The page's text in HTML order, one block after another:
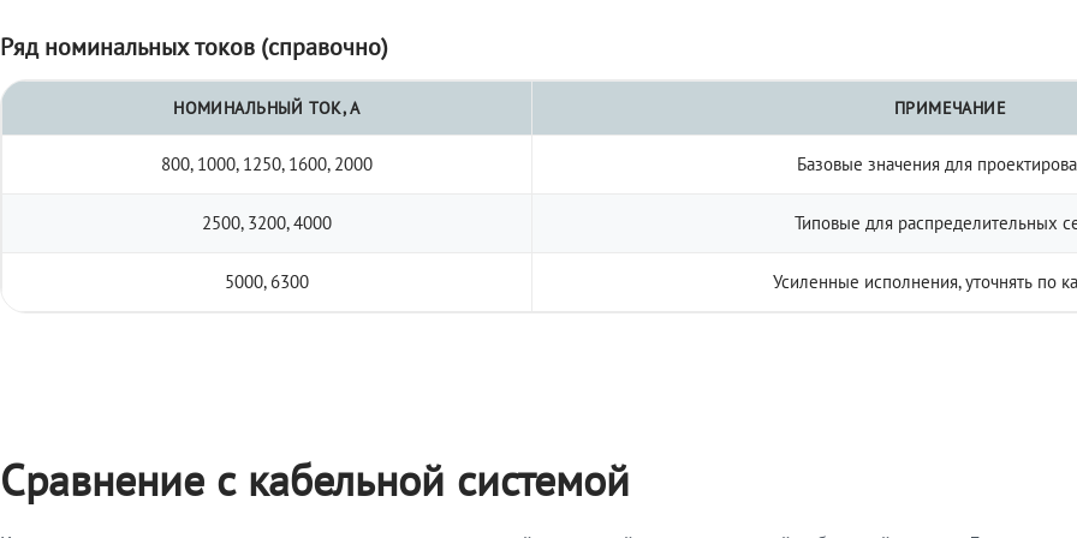
Ряд номинальных токов (справочно)
НОМИНАЛЬНЫЙ ТОК, А ПРИМЕЧАНИЕ
800, 1000, 1250, 1600, 2000 Базовые значения для
2500, 3200, 4000 Типовые для распределительных
5000, 6300 Усиленные исполнения, уточнять по
Сравнение с кабельной системой